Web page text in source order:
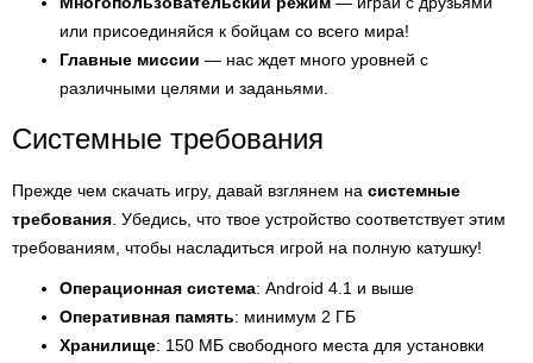
или присоединяйся к бойцам со всего мира!
Главные миссии — нас ждет много уровней с
различными целями и заданьями.
Системные требования
Прежде чем скачать игру, давай взглянем на системные
требования . Убедись, что твое устройство соответствует этим
требованиям, чтобы насладиться игрой на полную катушку!
Операционная система: Android 4.1 и выше
Оперативная память: минимум 2 ГБ
Хранилище: 150 МБ свободного места для установки